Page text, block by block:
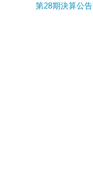
第28期決算公告